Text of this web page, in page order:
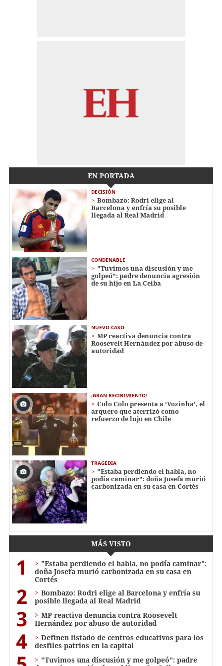
EN PORTADA
DECISIÓN
Bombazo: Rodri elige al
Barcelona y enfría su posible
llegada al Real Madrid
CONDENABLE
"Tuvimos una discusión y me
golpeó": padre denuncia agresión
de su hijo en La Ceiba
NUEVO CASO
MP reactiva denuncia contra
Roosevelt Hernández por abuso de
autoridad
¡GRAN RECIBIMIENTO!
Colo Colo presenta a ‘Vozinha’, el
arquero que aterrizó como
refuerzo de lujo en Chile
TRAGEDIA
"Estaba perdiendo el habla, no
podía caminar": doña Josefa murió
carbonizada en su casa en Cortés
MÁS VISTO
1
"Estaba perdiendo el habla, no podía caminar":
doña Josefa murió carbonizada en su casa en
Cortés
2
Bombazo: Rodri elige al Barcelona y enfría su
posible llegada al Real Madrid
3
MP reactiva denuncia contra Roosevelt
Hernández por abuso de autoridad
4
Definen listado de centros educativos para los
desfiles patrios en la capital
"Tuvimos una discusión y me golpeó": padre